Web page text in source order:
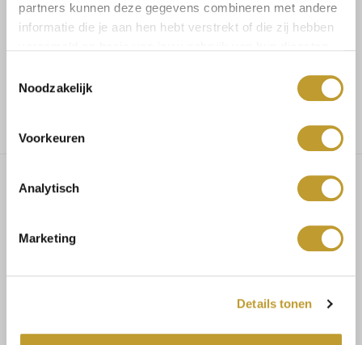
partners kunnen deze gegevens combineren met andere
informatie die je aan hen hebt verstrekt of die zij hebben
Noodzakelijk
Voorkeuren
Analytisch
Marketing
Details tonen
Gratis verzending vanaf €75,-
96% polyester 4% elasthaan
Maat 34/36 bestel S